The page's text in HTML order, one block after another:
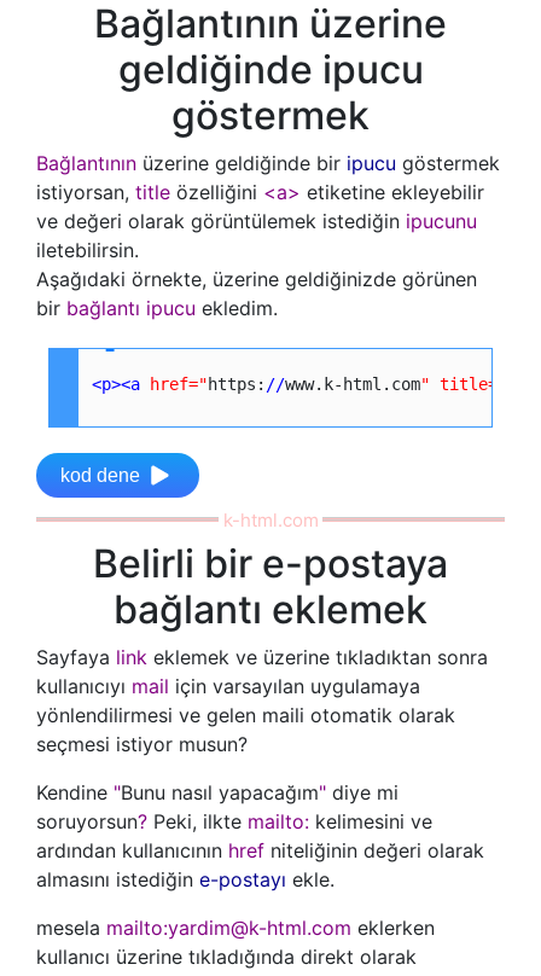
Bağlantının üzerine
geldiğinde ipucu
göstermek
Bağlantının üzerine geldiğinde bir ipucu göstermek
istiyorsan, title özelliğini <a> etiketine ekleyebilir
ve değeri olarak görüntülemek istediğin ipucunu
iletebilirsin.
Aşağıdaki örnekte, üzerine geldiğinizde görünen
bir bağlantı ipucu ekledim.
<p><a href="https: //www.k-html.com" title=
kod dene
Belirli bir e-postaya
bağlantı eklemek
Sayfaya link eklemek ve üzerine tıkladıktan sonra
kullanıcıyı mail için varsayılan uygulamaya
yönlendilirmesi ve gelen maili otomatik olarak
seçmesi istiyor musun?
Kendine "Bunu nasıl yapacağım" diye mi
soruyorsun? Peki, ilkte mailto: kelimesini ve
ardından kullanıcının href niteliğinin değeri olarak
almasını istediğin e-postayı ekle.
mesela mailto:yardim@k-html.com eklerken
kullanıcı üzerine tıkladığında direkt olarak